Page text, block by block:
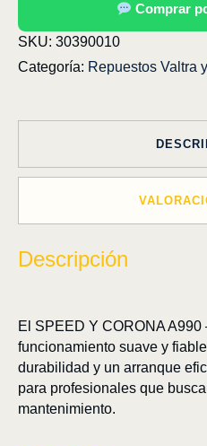
Comprar
SKU: 30390010
Categoría: Repuestos Valtra
Descripción
El SPEED Y CORONA
funcionamiento suave y
durabilidad y un arranque
para profesionales que
mantenimiento.